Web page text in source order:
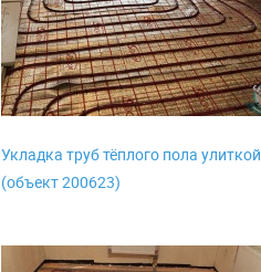
Укладка труб тёплого пола улиткой
(объект 200623)